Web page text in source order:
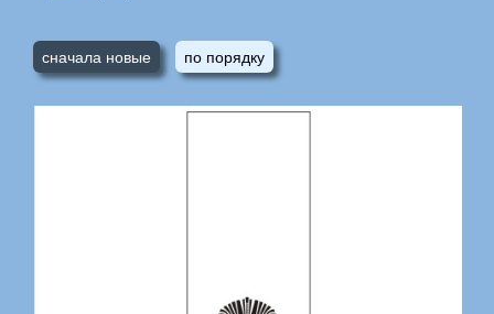
сначала новые по порядку